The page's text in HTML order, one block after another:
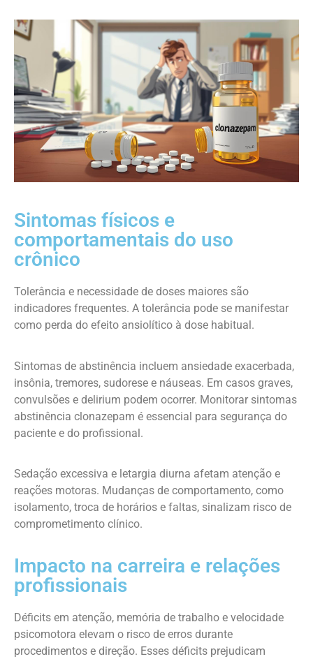
Sintomas físicos e
comportamentais do uso
crônico
Tolerância e necessidade de doses maiores são
indicadores frequentes. A tolerância pode se manifestar
como perda do efeito ansiolítico à dose habitual.
Sintomas de abstinência incluem ansiedade exacerbada,
insônia, tremores, sudorese e náuseas. Em casos graves,
convulsões e delirium podem ocorrer. Monitorar sintomas
abstinência clonazepam é essencial para segurança do
paciente e do profissional.
Sedação excessiva e letargia diurna afetam atenção e
reações motoras. Mudanças de comportamento, como
isolamento, troca de horários e faltas, sinalizam risco de
comprometimento clínico.
Impacto na carreira e relações
profissionais
Déficits em atenção, memória de trabalho e velocidade
psicomotora elevam o risco de erros durante
procedimentos e direção. Esses déficits prejudicam